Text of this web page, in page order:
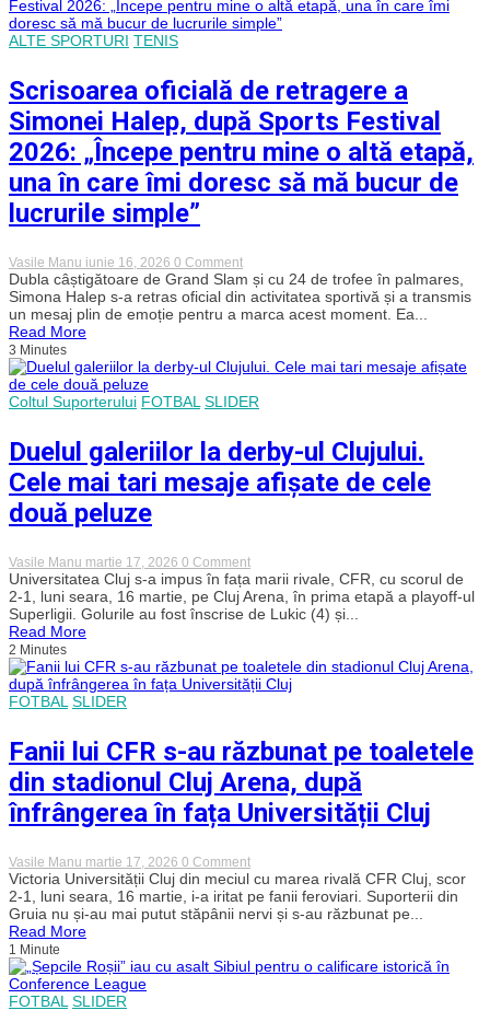
ALTE SPORTURI TENIS
Scrisoarea oficială de retragere a
Simonei Halep, după Sports Festival
2026: „Începe pentru mine o altă etapă,
una în care îmi doresc să mă bucur de
lucrurile simple”
Vasile Manu iunie 16, 2026 0 Commenton
Scrisoarea
oficială
de
retragere
Halep,
Sports
Festival
„Începe
pentru
mine
o
care
îmi
doresc
să
de
lucrurile
simple”
Dubla câștigătoare de Grand Slam și cu 24 de trofee în palmares,
Simona Halep s-a retras oficial din activitatea sportivă și a transmis
un mesaj plin de emoție pentru a marca acest moment. Ea...
Read More
3 Minutes
Coltul Suporterului FOTBAL SLIDER
Duelul galeriilor la derby-ul Clujului.
Cele mai tari mesaje afișate de cele
două peluze
Vasile Manu martie 17, 2026 0 Commenton
Duelul
galeriilor
la
derby-
Cele
mai
de
cele
două
peluze
Universitatea Cluj s-a impus în fața marii rivale, CFR, cu scorul de
2-1, luni seara, 16 martie, pe Cluj Arena, în prima etapă a playoff-ul
Superligii. Golurile au fost înscrise de Lukic (4) și...
Read More
2 Minutes
FOTBAL SLIDER
Fanii lui CFR s-au răzbunat pe toaletele
din stadionul Cluj Arena, după
înfrângerea în fața Universității Cluj
Vasile Manu martie 17, 2026 0 Commenton
Fanii
lui
CFR
s-
pe
Victoria Universității Cluj din meciul cu marea rivală CFR Cluj, scor
2-1, luni seara, 16 martie, i-a iritat pe fanii feroviari. Suporterii din
Gruia nu și-au mai putut stăpânii nervi și s-au răzbunat pe...
Read More
1 Minute
FOTBAL SLIDER